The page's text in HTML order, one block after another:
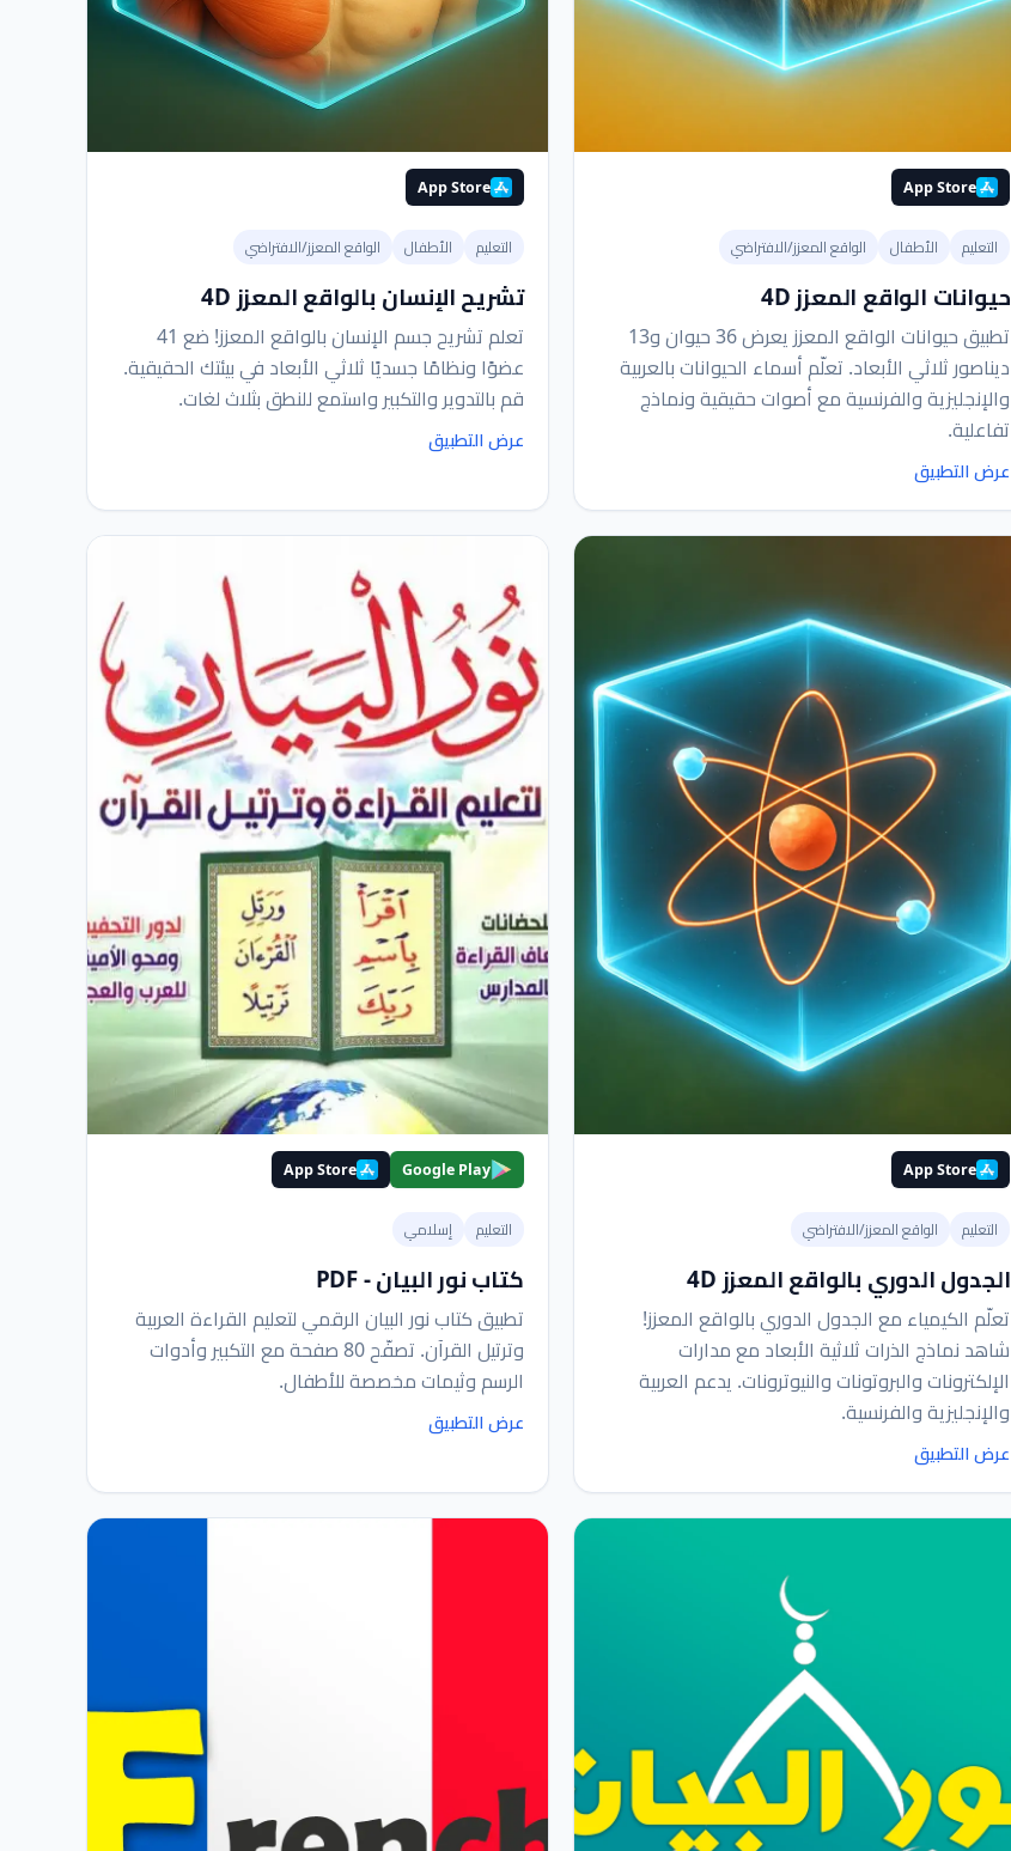
App Store
التعليم الأطفال الواقع المعزز/الافتراضي
حيوانات الواقع المعزز 4D
تطبيق حيوانات الواقع المعزز يعرض 36 حيوان و13
ديناصور ثلاثي الأبعاد. تعلّم أسماء الحيوانات بالعربية
والإنجليزية والفرنسية مع أصوات حقيقية ونماذج
تفاعلية.
عرض التطبيق
App Store
التعليم الأطفال الواقع المعزز/الافتراضي
تشريح الإنسان بالواقع المعزز 4D
تعلم تشريح جسم الإنسان بالواقع المعزز! ضع 41
عضوًا ونظامًا جسديًا ثلاثي الأبعاد في بيئتك الحقيقية.
قم بالتدوير والتكبير واستمع للنطق بثلاث لغات.
عرض التطبيق
App Store
التعليم الواقع المعزز/الافتراضي
الجدول الدوري بالواقع المعزز 4D
تعلّم الكيمياء مع الجدول الدوري بالواقع المعزز!
شاهد نماذج الذرات ثلاثية الأبعاد مع مدارات
الإلكترونات والبروتونات والنيوترونات. يدعم العربية
والإنجليزية والفرنسية.
عرض التطبيق
Google Play
App Store
التعليم إسلامي
كتاب نور البيان - PDF
تطبيق كتاب نور البيان الرقمي لتعليم القراءة العربية
وترتيل القرآن. تصفّح 80 صفحة مع التكبير وأدوات
الرسم وثيمات مخصصة للأطفال.
عرض التطبيق